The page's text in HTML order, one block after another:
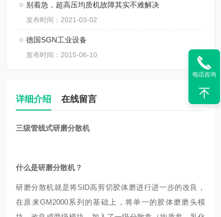
别着急，超高压均质机故障其实不难解决
发布时间：2021-03-02
德国SGN工业设备
发布时间：2015-06-10
详细介绍 在线留言
三级管线式研磨分散机
什么是研磨分散机？
研磨分散机就是将SID高剪切胶体磨进行进一步的改良，
在原来GM2000系列的基础上，将单一的胶体磨磨头模
电话咨询